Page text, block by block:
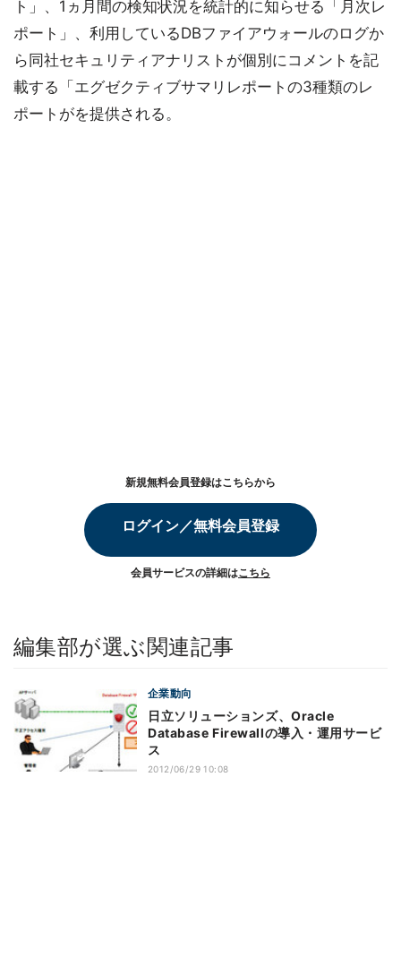
ト」、1ヵ月間の検知状況を統計的に知らせる「月次レ
ポート」、利用しているDBファイアウォールのログか
ら同社セキュリティアナリストが個別にコメントを記
載する「エグゼクティブサマリレポートの3種類のレ
ポートがを提供される。
新規無料会員登録はこちらから
ログイン／無料会員登録
会員サービスの詳細はこちら
編集部が選ぶ関連記事
企業動向
日立ソリューションズ、Oracle
Database Firewallの導入・運用サービ
ス
2012/06/29 10:08